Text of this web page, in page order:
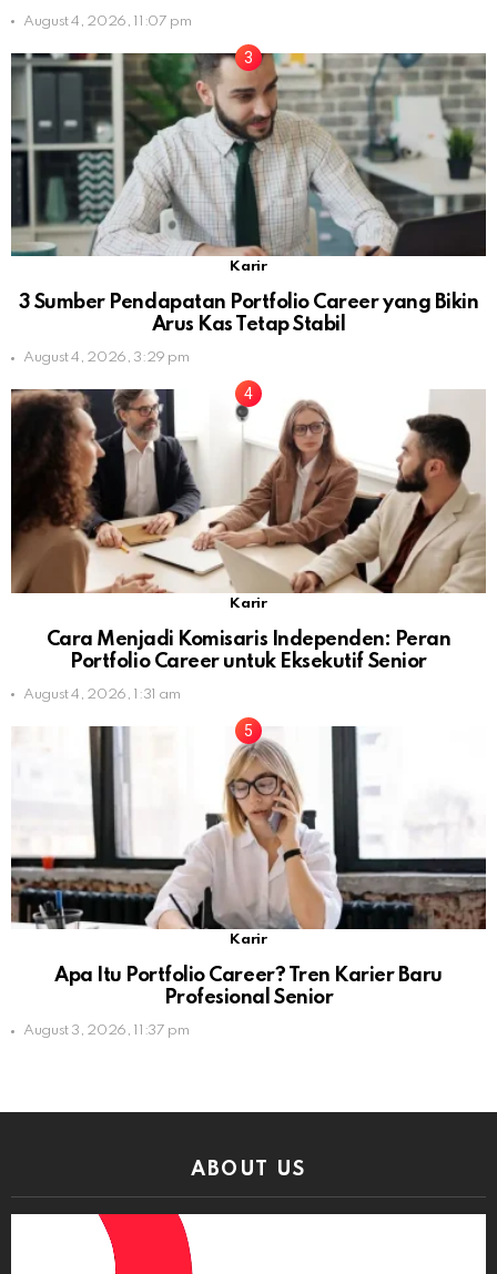
August 4, 2026, 11:07 pm
Karir
3 Sumber Pendapatan Portfolio Career yang Bikin
Arus Kas Tetap Stabil
August 4, 2026, 3:29 pm
Karir
Cara Menjadi Komisaris Independen: Peran
Portfolio Career untuk Eksekutif Senior
August 4, 2026, 1:31 am
Karir
Apa Itu Portfolio Career? Tren Karier Baru
Profesional Senior
August 3, 2026, 11:37 pm
ABOUT US